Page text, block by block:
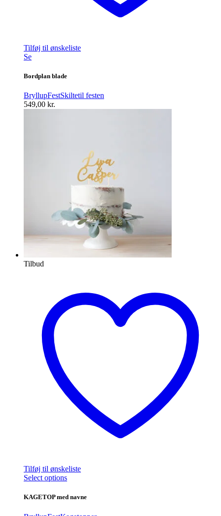
Tilføj til ønskeliste
Se
Bordplan blade
BryllupFestSkiltetil festen
549,00 kr.
Tilbud
Tilføj til ønskeliste
Select optionsDette
har
varianter.
KAGETOP med navne